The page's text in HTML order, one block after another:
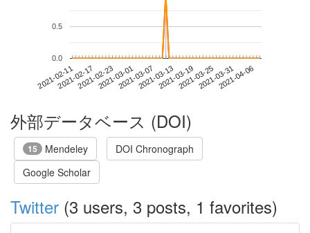
2021-02-112021-02-172021-02-232021-03-012021-03-072021-03-132021-03-192021-03-252021-03-312021-04-06
0.0
0.5
外部データベース (DOI)
15 Mendeley
DOI Chronograph
Google Scholar
Twitter (3 users, 3 posts, 1 favorites)